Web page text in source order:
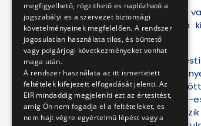
Az alvállalkozó eddig
nem jelezte, hogy a
szállítaná.
Dr. Derce Tamás
földszállítás
alvállalkozó által
és a Kres-Bau Kft. 4-
engedéllyel
megfigyelhető, rögzithető es naplózható a
jogszabályi es a szervezet biztonsági
követelményeinek megfelelően. A rendszer
jogosulatlan használata tilos, és büntető
vagy polgárjogi következményeket vonhat
maga után.
A rendszer használata az itt ismertetett
feltételek kifejezett elfogadását jelenti. Az
EIR mindaddig megjeleníti ezt az értesitést,
amig Ön nem fogadja el a feltételeket, es
nem hajt végre egyértelmű lépést vagy a